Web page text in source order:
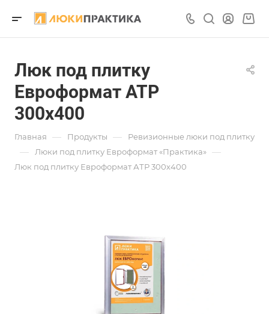
Люк под плитку
Евроформат АТР
300х400
Главная — Продукты — Ревизионные люки под плитку
— Люки под плитку Евроформат «Практика» —
Люк под плитку Евроформат АТР 300х400